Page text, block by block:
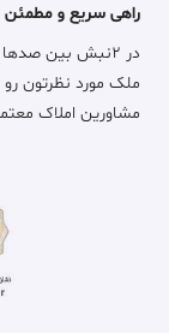
راهی سریع و مطمئن
در ۲نبش بین
ملک مورد نظرتون رو
مشاورین املاک